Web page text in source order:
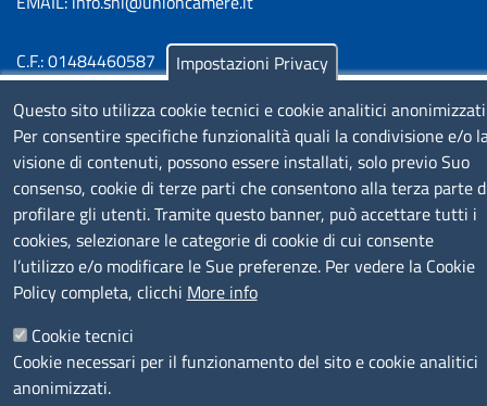
C.F.: 01484460587
SERVIZIO REALIZZATO DA
SEGUICI SU
Impostazioni Privacy
Questo sito utilizza cookie tecnici e cookie analitici
Per consentire specifiche funzionalità quali la condivisione e/o
visione di contenuti, possono essere installati, solo previo Suo
consenso, cookie di terze parti che consentono alla terza parte
profilare gli utenti. Tramite questo banner, può accettare tutti i
cookies, selezionare le categorie di cookie di cui consente
l’utilizzo e/o modificare le Sue preferenze. Per vedere la Cookie
Policy completa, clicchi More info
Cookie tecnici
Cookie necessari per il funzionamento del sito e cookie analitici
anonimizzati.